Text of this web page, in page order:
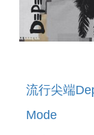
流行尖端
Mode